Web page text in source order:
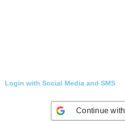
Login with Social Media and SMS
Continue with